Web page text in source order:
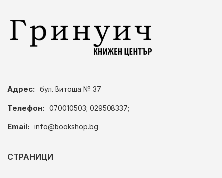
Адрес: бул. Витоша № 37
Телефон: 070010503; 029508337;
Email: info@bookshop.bg
СТРАНИЦИ